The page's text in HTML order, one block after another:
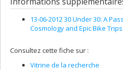
13-06-2012 30 Under 30: A
Cosmology and Epic Bike Trips
Consultez cette fiche sur :
Vitrine de la recherche